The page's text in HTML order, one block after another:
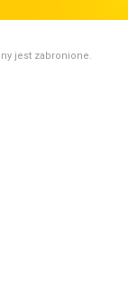
jest zabronione.